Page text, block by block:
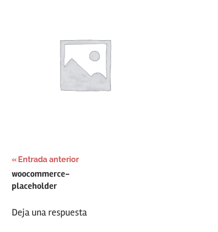
Navegación
de
Entrada anterior
woocommerce-
placeholder
Deja una respuesta